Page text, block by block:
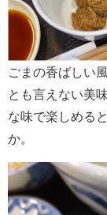
ごまの香ばしい
とも言えない美
な味で楽しめる
か。